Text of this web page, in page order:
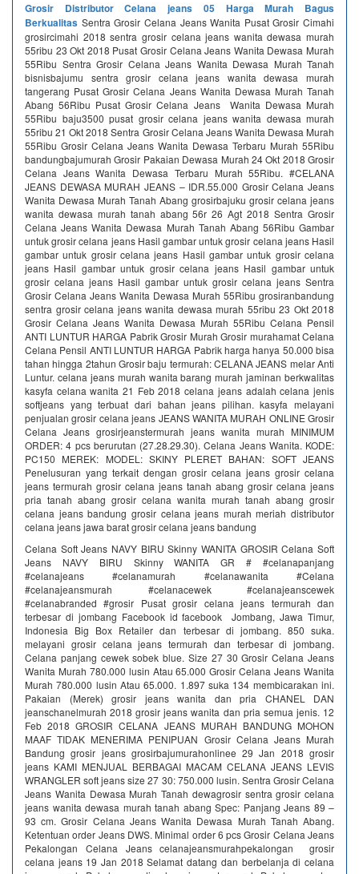
Grosir Distributor Celana jeans 05 Harga Murah Bagus
Berkualitas Sentra Grosir Celana Jeans Wanita Pusat Grosir Cimahi
grosircimahi 2018 sentra grosir celana jeans wanita dewasa murah
55ribu 23 Okt 2018 Pusat Grosir Celana Jeans Wanita Dewasa Murah
55Ribu Sentra Grosir Celana Jeans Wanita Dewasa Murah Tanah
bisnisbajumu sentra grosir celana jeans wanita dewasa murah
tangerang Pusat Grosir Celana Jeans Wanita Dewasa Murah Tanah
Abang 56Ribu Pusat Grosir Celana Jeans Wanita Dewasa Murah
55Ribu baju3500 pusat grosir celana jeans wanita dewasa murah
55ribu 21 Okt 2018 Sentra Grosir Celana Jeans Wanita Dewasa Murah
55Ribu Grosir Celana Jeans Wanita Dewasa Terbaru Murah 55Ribu
bandungbajumurah Grosir Pakaian Dewasa Murah 24 Okt 2018 Grosir
Celana Jeans Wanita Dewasa Terbaru Murah 55Ribu. #CELANA
JEANS DEWASA MURAH JEANS – IDR.55.000 Grosir Celana Jeans
Wanita Dewasa Murah Tanah Abang grosirbajuku grosir celana jeans
wanita dewasa murah tanah abang 56r 26 Agt 2018 Sentra Grosir
Celana Jeans Wanita Dewasa Murah Tanah Abang 56Ribu Gambar
untuk grosir celana jeans Hasil gambar untuk grosir celana jeans Hasil
gambar untuk grosir celana jeans Hasil gambar untuk grosir celana
jeans Hasil gambar untuk grosir celana jeans Hasil gambar untuk
grosir celana jeans Hasil gambar untuk grosir celana jeans Sentra
Grosir Celana Jeans Wanita Dewasa Murah 55Ribu grosiranbandung
sentra grosir celana jeans wanita dewasa murah 55ribu 23 Okt 2018
Grosir Celana Jeans Wanita Dewasa Murah 55Ribu Celana Pensil
ANTI LUNTUR HARGA Pabrik Grosir Murah Grosir murahamat Celana
Celana Pensil ANTI LUNTUR HARGA Pabrik harga hanya 50.000 bisa
tahan hingga 2tahun Grosir baju termurah: CELANA JEANS melar Anti
Luntur. celana jeans murah wanita barang murah jaminan berkwalitas
kasyfa celana wanita 21 Feb 2018 celana jeans adalah celana jenis
softjeans yang terbuat dari bahan jeans pilihan. kasyfa melayani
penjualan grosir celana jeans JEANS WANITA MURAH ONLINE Grosir
Celana Jeans grosirjeanstermurah jeans wanita murah MINIMUM
ORDER: 4 pcs berurutan (27.28.29.30). Celana Jeans Wanita. KODE:
PC150 MEREK: MODEL: SKINY PLERET BAHAN: SOFT JEANS
Penelusuran yang terkait dengan grosir celana jeans grosir celana
jeans termurah grosir celana jeans tanah abang grosir celana jeans
pria tanah abang grosir celana wanita murah tanah abang grosir
celana jeans bandung grosir celana jeans murah meriah distributor
celana jeans jawa barat grosir celana jeans bandung
Celana Soft Jeans NAVY BIRU Skinny WANITA GROSIR Celana Soft
Jeans NAVY BIRU Skinny WANITA GR # #celanapanjang
#celanajeans #celanamurah #celanawanita #Celana
#celanajeansmurah #celanacewek #celanajeanscewek
#celanabranded #grosir Pusat grosir celana jeans termurah dan
terbesar di jombang Facebook id facebook Jombang, Jawa Timur,
Indonesia Big Box Retailer dan terbesar di jombang. 850 suka.
melayani grosir celana jeans termurah dan terbesar di jombang.
Celana panjang cewek sobek blue. Size 27 30 Grosir Celana Jeans
Wanita Murah 780.000 lusin Atau 65.000 Grosir Celana Jeans Wanita
Murah 780.000 lusin Atau 65.000. 1.897 suka 134 membicarakan ini.
Pakaian (Merek) grosir jeans wanita dan pria CHANEL DAN
jeanschanelmurah 2018 grosir jeans wanita dan pria semua jenis. 12
Feb 2018 GROSIR CELANA JEANS MURAH BANDUNG MOHON
MAAF TIDAK MENERIMA PENIPUAN Grosir Celana Jeans Murah
Bandung grosir jeans grosirbajumurahonlinee 29 Jan 2018 grosir
jeans KAMI MENJUAL BERBAGAI MACAM CELANA JEANS LEVIS
WRANGLER soft jeans size 27 30: 750.000 lusin. Sentra Grosir Celana
Jeans Wanita Dewasa Murah Tanah dewagrosir sentra grosir celana
jeans wanita dewasa murah tanah abang Spec: Panjang Jeans 89 –
93 cm. Grosir Celana Jeans Wanita Dewasa Murah Tanah Abang.
Ketentuan order Jeans DWS. Minimal order 6 pcs Grosir Celana Jeans
Pekalongan Celana Jeans celanajeansmurahpekalongan grosir
celana jeans 19 Jan 2018 Selamat datang dan berbelanja di celana